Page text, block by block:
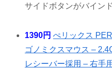
サイドボタンがバイン
1390円 ぺリックス
ゴノミクスマウス –
レシーバー採用 – 右手